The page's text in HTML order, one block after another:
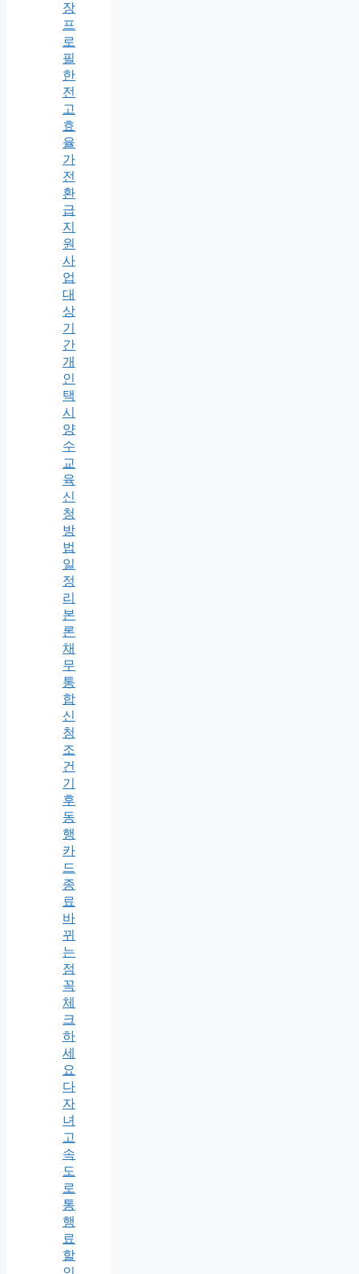
장
프
로
필
한
전
고
효
율
가
전
환
급
지
원
사
업
대
상
기
간
개
인
택
시
양
수
교
육
신
청
방
법
일
정
리
본
론
채
무
통
합
신
청
조
건
기
후
동
행
카
드
종
료
바
뀌
는
점
꼭
체
크
하
세
요
다
자
녀
고
속
도
로
통
행
료
할